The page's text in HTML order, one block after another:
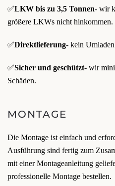
✅LKW bis zu 3,5 Tonnen- wir
größere LKWs nicht hinkommen.
✅Direktlieferung- kein
✅Sicher und geschützt- wir
Schäden.
MONTAGE
Die Montage ist einfach und
Ausführung sind fertig zum
mit einer Montageanleitung
professionelle Montage bestellen.